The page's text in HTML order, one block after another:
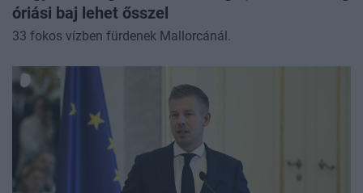
óriási baj lehet ősszel
33 fokos vízben fürdenek Mallorcánál.